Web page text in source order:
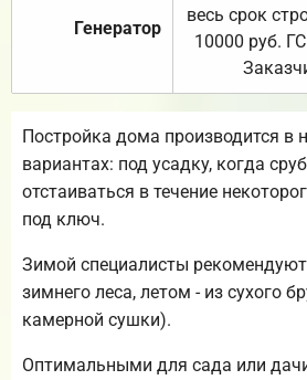
Генератор
весь срок
10000 руб.
Постройка дома производится в
вариантах: под усадку, когда
отстаиваться в течение
под ключ.
Зимой специалисты
зимнего леса, летом - из сухого
камерной сушки).
Оптимальными для сада или